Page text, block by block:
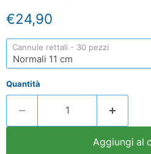
Prezzo attuale
€24,90
Cannule rettali - 30 pezzi
Quantità
Aggiungi al